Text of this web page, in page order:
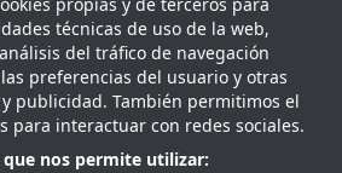
técnicas de uso de la web,
del tráfico de navegación
preferencias del usuario y otras
publicidad. También permitimos el
para interactuar con redes sociales.
nos permite utilizar: